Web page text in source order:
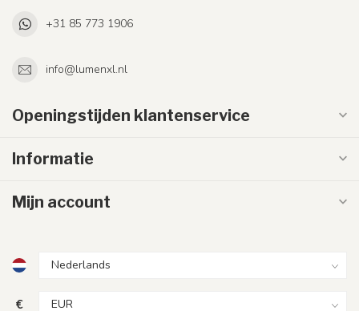
+31 85 773 1906
info@lumenxl.nl
Openingstijden klantenservice
Informatie
Mijn account
€